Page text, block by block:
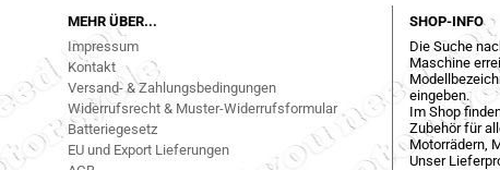
MEHR ÜBER...
Impressum
Kontakt
Versand- & Zahlungsbedingungen
Widerrufsrecht & Muster-Widerrufsformular
Batteriegesetz
EU und Export Lieferungen
SHOP-INFO
Die Suche
Maschine
eingeben.
Im Shop
Zubehör für
Motorrädern,
Unser